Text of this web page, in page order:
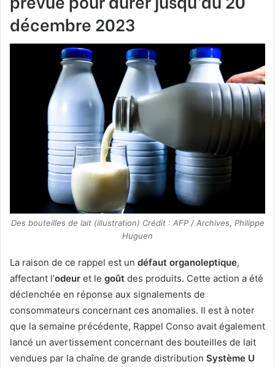
décembre 2023
Des bouteilles de lait (illustration) Crédit : AFP / Archives, Philippe
Huguen
La raison de ce rappel est un défaut organoleptique,
affectant l’odeur et le goût des produits. Cette action a été
déclenchée en réponse aux signalements de
consommateurs concernant ces anomalies. Il est à noter
que la semaine précédente, Rappel Conso avait également
lancé un avertissement concernant des bouteilles de lait
vendues par la chaîne de grande distribution Système U